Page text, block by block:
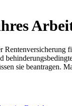
sie beantragen.